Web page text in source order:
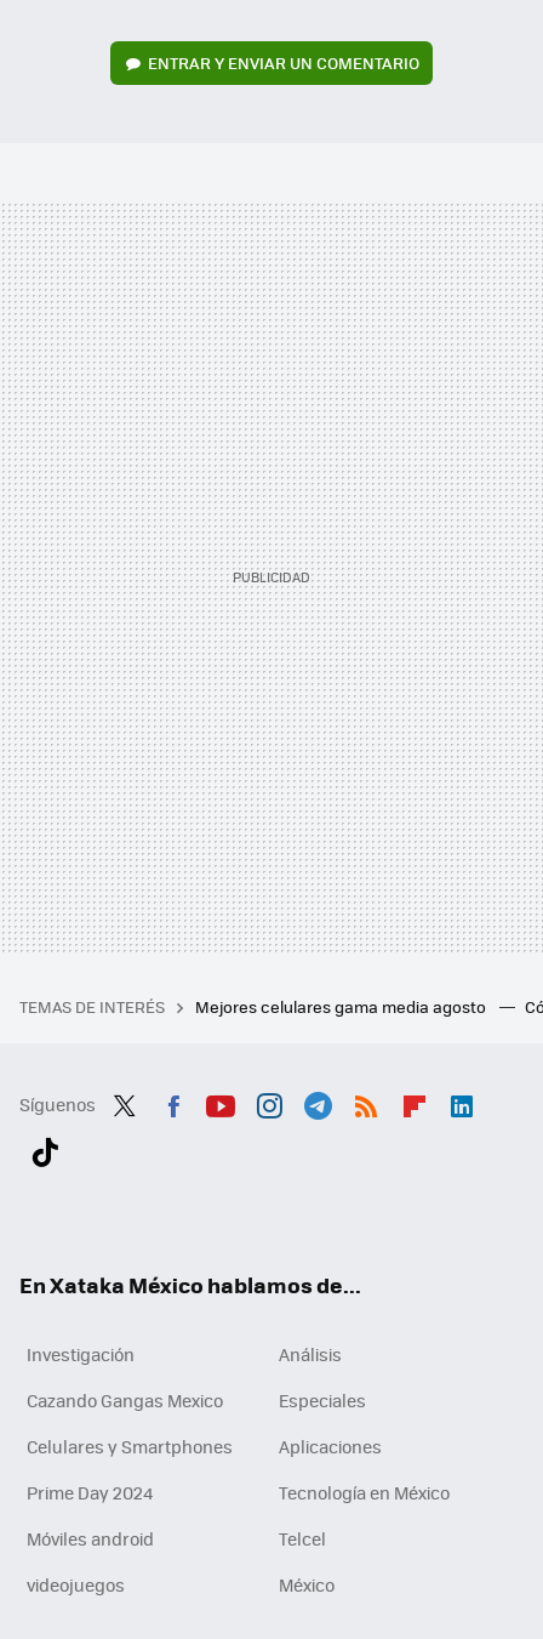
ENTRAR Y ENVIAR UN COMENTARIO
TEMAS DE INTERÉS Mejores celulares gama media agosto
Síguenos
En Xataka México hablamos de...
Investigación
Análisis
Cazando Gangas Mexico
Especiales
Celulares y Smartphones
Aplicaciones
Prime Day 2024
Tecnología en México
Móviles android
Telcel
videojuegos
México